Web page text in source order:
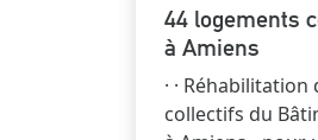
44 logements
à Amiens
· ·
collectifs du